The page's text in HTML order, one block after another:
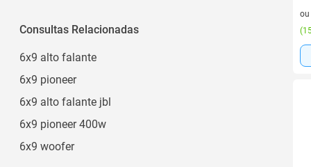
Consultas Relacionadas
6x9 alto falante
6x9 pioneer
6x9 alto falante jbl
6x9 pioneer 400w
6x9 woofer
ou
(